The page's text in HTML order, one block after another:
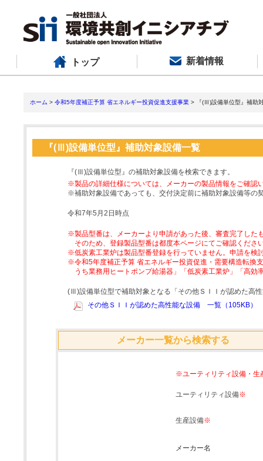
トップ 新着情報
ホーム > 令和5年度補正予算 省エネルギー投資促進支援事業 > 『(Ⅲ)設備単位型』補助
『(Ⅲ)設備単位型』補助対象設備一覧
『(Ⅲ)設備単位型』の補助対象設備を検索できます。
※製品の詳細仕様については、メーカーの製品情報をご確認
※補助対象設備であっても、交付決定前に補助対象設備等の
令和7年5月2日時点
※製品型番は、メーカーより申請があった後、審査完了した
そのため、登録製品型番は都度本ページにてご確認くださ
※低炭素工業炉は製品型番登録を行っていません。申請を検
※令和5年度補正予算 省エネルギー投資促進・需要構造転換
うち業務用ヒートポンプ給湯器」「低炭素工業炉」「高
(Ⅲ)設備単位型で補助対象となる「その他ＳＩＩが認めた高
その他ＳＩＩが認めた高性能な設備 一覧（105KB）
メーカー一覧から検索する
※ユーティリティ設備・生
ユーティリティ設備※
生産設備※
メーカー名